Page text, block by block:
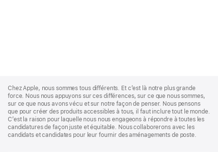
Footer
Chez Apple, nous sommes tous différents. Et c’est là notre plus grande
force. Nous nous appuyons sur ces différences, sur ce que nous sommes,
sur ce que nous avons vécu et sur notre façon de penser. Nous pensons
que pour créer des produits accessibles à tous, il faut inclure tout le monde.
C’est la raison pour laquelle nous nous engageons à répondre à toutes les
candidatures de façon juste et équitable. Nous collaborerons avec les
candidats et candidates pour leur fournir des aménagements de poste.